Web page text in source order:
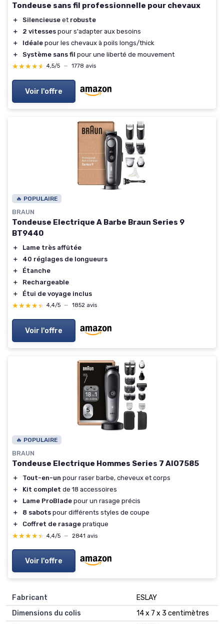
Tondeuse sans fil professionnelle pour chevaux
＋ Silencieuse et robuste
＋
2 vitesses pour s'adapter aux besoins
＋
Idéale pour les chevaux à poils longs/thick
＋
Système sans fil pour une liberté de mouvement
★★★★★
★★★★★ 4,5/5 — 1778 avis
Voir l'offre
🔥 POPULAIRE
BRAUN
Tondeuse Electrique A Barbe Braun Series 9
BT9440
＋
Lame très affûtée
＋
40 réglages de longueurs
＋
Étanche
＋
Rechargeable
＋
Étui de voyage inclus
★★★★★
★★★★★ 4,4/5 — 1852 avis
Voir l'offre
🔥 POPULAIRE
BRAUN
Tondeuse Electrique Hommes Series 7 AIO7585
＋ Tout-en-un pour raser barbe, cheveux et corps
＋
Kit complet de 18 accessoires
＋
Lame ProBlade pour un rasage précis
＋
8 sabots pour différents styles de coupe
＋
Coffret de rasage pratique
★★★★★
★★★★★ 4,4/5 — 2841 avis
Voir l'offre
Fabricant
‎ESLAY
Dimensions du colis
‎14 x 7 x 3 centimètres